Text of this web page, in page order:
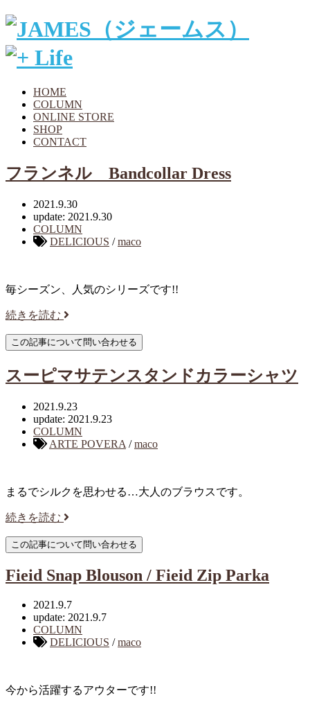
HOME
COLUMN
ONLINE STORE
SHOP
CONTACT
フランネル Bandcollar Dress
2021.9.30
update: 2021.9.30
COLUMN
DELICIOUS /maco
毎シーズン、人気のシリーズです!!
続きを読む
スーピマサテンスタンドカラーシャツ
2021.9.23
update: 2021.9.23
COLUMN
ARTE POVERA /maco
まるでシルクを思わせる…大人のブラウスです。
続きを読む
Fieid Snap Blouson / Fieid Zip Parka
2021.9.7
update: 2021.9.7
COLUMN
DELICIOUS /maco
今から活躍するアウターです!!